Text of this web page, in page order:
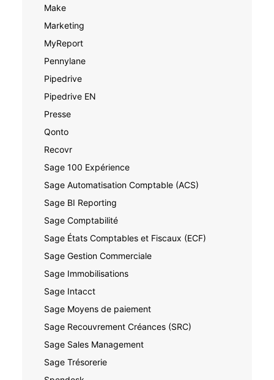
Make
Marketing
MyReport
Pennylane
Pipedrive
Pipedrive EN
Presse
Qonto
Recovr
Sage 100 Expérience
Sage Automatisation Comptable (ACS)
Sage BI Reporting
Sage Comptabilité
Sage États Comptables et Fiscaux (ECF)
Sage Gestion Commerciale
Sage Immobilisations
Sage Intacct
Sage Moyens de paiement
Sage Recouvrement Créances (SRC)
Sage Sales Management
Sage Trésorerie